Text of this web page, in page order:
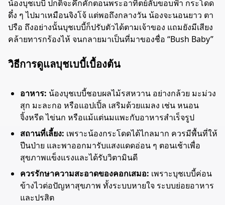
น้องบุชเบบี้ ปกติจะคึกคักตอนพระอาทิตย์ลับขอบฟ้า กระโดด
ดึ๋ง ๆ ไปมาเหมือนจิงโจ้ แต่พอถึงกลางวัน น้องจะนอนยาว ตา
ปรือ ถึงอย่างนั้นบุชเบบี้ก็ปรับตัวได้ตามเจ้าของ แถมยังมีเสียง
คล้ายทารกร้องไห้ จนกลายมาเป็นที่มาของชื่อ “Bush Baby”
วิธีการดูแลบุชเบบี้เบื้องต้น
อาหาร: น้องบุชเบบี้ชอบผลไม้รสหวาน อย่างกล้วย มะม่วง
สุก มะละกอ หรือแอปเปิ้ล เสริมด้วยแมลง เช่น หนอน
จิ้งหรีด ไข่นก หรือแม้แต่นมแพะกับอาหารสำเร็จรูป
สถานที่เลี้ยง: เพราะน้องกระโดดได้ไกลมาก ควรมีพื้นที่ให้
ปีนป่าย และพาออกมารับแสงแดดอ่อน ๆ ตอนเช้าเพื่อ
สุขภาพแข็งแรงและได้รับวิตามินดี
ควรรักษาความสะอาดของคอกเสมอ: เพราะบุชเบบี้ค่อน
ข้างไวต่อปัญหาสุขภาพ ทั้งระบบหายใจ ระบบย่อยอาหาร
และปรสิต